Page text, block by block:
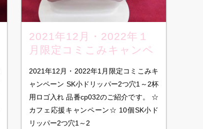
2021年12月・2022年１
月限定コミこみキャンペ
SK小ドリッパー2つ穴1
～2杯用 cp032
2021年12月・2022年1月限定コミこみキ
ャンペーン SK小ドリッパー2つ穴1～2杯
用ロゴ入れ 品番cp032のご紹介です。 ☆
カフェ応援キャンペーン☆ 10個SK小ド
リッパー2つ穴1～2